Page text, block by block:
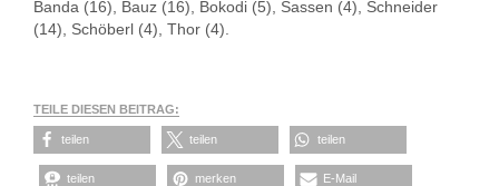
Banda (16), Bauz (16), Bokodi (5), Sassen (4), Schneider
(14), Schöberl (4), Thor (4).
TEILE DIESEN BEITRAG:
teilen teilen teilen
teilen merken E-Mail